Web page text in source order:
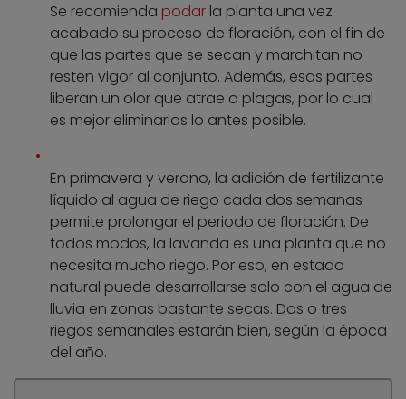
Se recomienda podar la planta una vez
acabado su proceso de floración, con el fin de
que las partes que se secan y marchitan no
resten vigor al conjunto. Además, esas partes
liberan un olor que atrae a plagas, por lo cual
es mejor eliminarlas lo antes posible.
En primavera y verano, la adición de fertilizante
líquido al agua de riego cada dos semanas
permite prolongar el periodo de floración. De
todos modos, la lavanda es una planta que no
necesita mucho riego. Por eso, en estado
natural puede desarrollarse solo con el agua de
lluvia en zonas bastante secas. Dos o tres
riegos semanales estarán bien, según la época
del año.